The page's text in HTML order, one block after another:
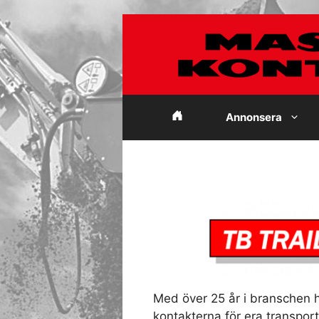
till
innehåll
Annonsera
Med över 25 år i branschen
kontakterna för era